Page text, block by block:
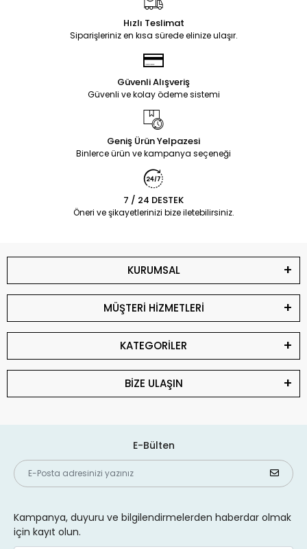
Hızlı Teslimat
Siparişleriniz en kısa sürede elinize ulaşır.
Güvenli Alışveriş
Güvenli ve kolay ödeme sistemi
Geniş Ürün Yelpazesi
Binlerce ürün ve kampanya seçeneği
7 / 24 DESTEK
Öneri ve şikayetlerinizi bize iletebilirsiniz.
KURUMSAL
MÜŞTERİ HİZMETLERİ
KATEGORİLER
BİZE ULAŞIN
E-Bülten
Kampanya, duyuru ve bilgilendirmelerden haberdar olmak
için kayıt olun.